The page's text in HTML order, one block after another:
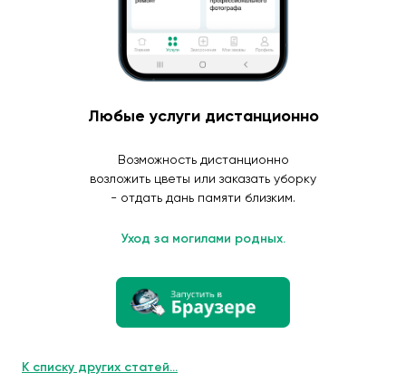
Любые услуги дистанционно
Возможность дистанционно
возложить цветы или заказать уборку
- отдать дань памяти близким.
Уход за могилами родных.
К списку других статей...